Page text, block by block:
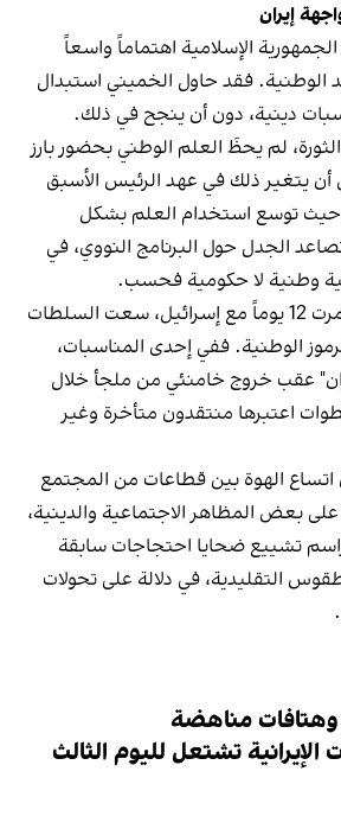
إيران
الإسلامية اهتماماً واسعاً
الوطنية. فقد حاول الخميني استبدال
دينية، دون أن ينجح في ذلك.
لم يحظَ العلم الوطني بحضور بارز
أن يتغير ذلك في عهد الرئيس الأسبق
توسع استخدام العلم بشكل
الجدل حول البرنامج النووي، في
وطنية لا حكومية فحسب.
وبعد الحرب التي استمرت 12 يوماً مع إسرائيل، سعت السلطات
الوطنية. ففي إحدى المناسبات،
عقب خروج خامنئي من ملجأ خلال
اعتبرها منتقدون متأخرة وغير
اتساع الهوة بين قطاعات من المجتمع
بعض المظاهر الاجتماعية والدينية،
تشييع ضحايا احتجاجات سابقة
التقليدية، في دلالة على تحولات
وهتافات مناهضة
تشتعل لليوم الثالث